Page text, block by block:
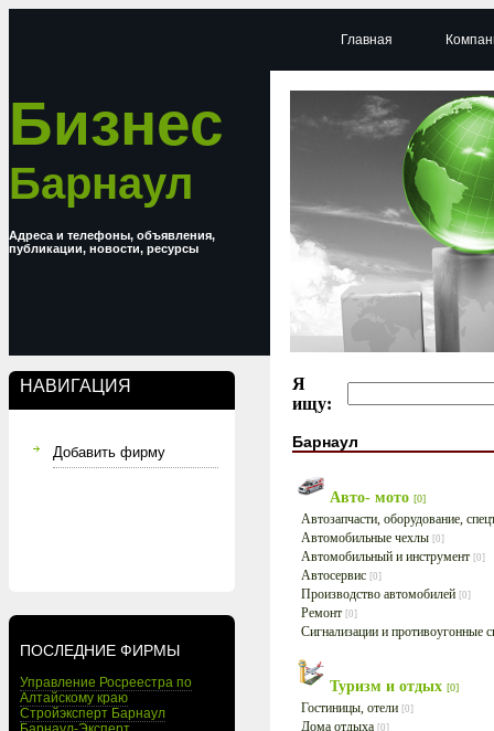
Бизнес
Барнаул
Адреса и телефоны, объявления,
публикации, новости, ресурсы
НАВИГАЦИЯ
Добавить фирму
ПОСЛЕДНИЕ ФИРМЫ
Управление Росреестра по
Алтайскому краю
Стройэксперт Барнаул
Главная
Я
ищу:
Барнаул
Авто- мото [0]
Автозапчасти, оборудование,
Автомобильные чехлы [0]
Автомобильный и инструмент [0]
Автосервис [0]
Производство автомобилей [0]
Ремонт [0]
Сигнализации и противоугонные
Туризм и отдых [0]
Гостиницы, отели [0]
Дома отдыха [0]